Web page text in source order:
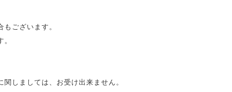
ございます。
しましては、お受け出来ません。